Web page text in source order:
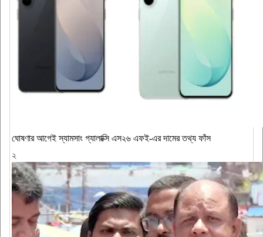
ঘোষণার আগেই স্যামসাং গ্যালাক্সি এস২৬ এফই-এর দামের তথ্য ফাঁস
২